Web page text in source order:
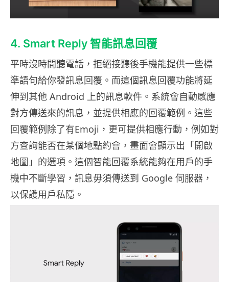
4. Smart Reply 智能訊息回覆
平時沒時間聽電話，拒絕接聽後手機能提供一些標
準語句給你發訊息回覆。而這個訊息回覆功能將延
伸到其他 Android 上的訊息軟件。系統會自動感應
對方傳送來的訊息，並提供相應的回覆範例。這些
回覆範例除了有Emoji，更可提供相應行動，例如對
方查詢能否在某個地點約會，畫面會顯示出「開啟
地圖」的選項。這個智能回覆系統能夠在用戶的手
機中不斷學習，訊息毋須傳送到 Google 伺服器，
以保護用戶私隱。